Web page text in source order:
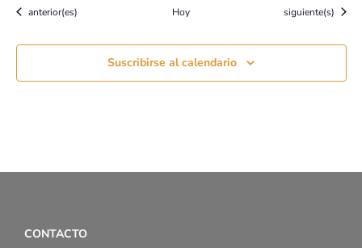
Eventos
anterior(es) Hoy Eventos
siguiente(s)
Suscribirse al calendario
CONTACTO